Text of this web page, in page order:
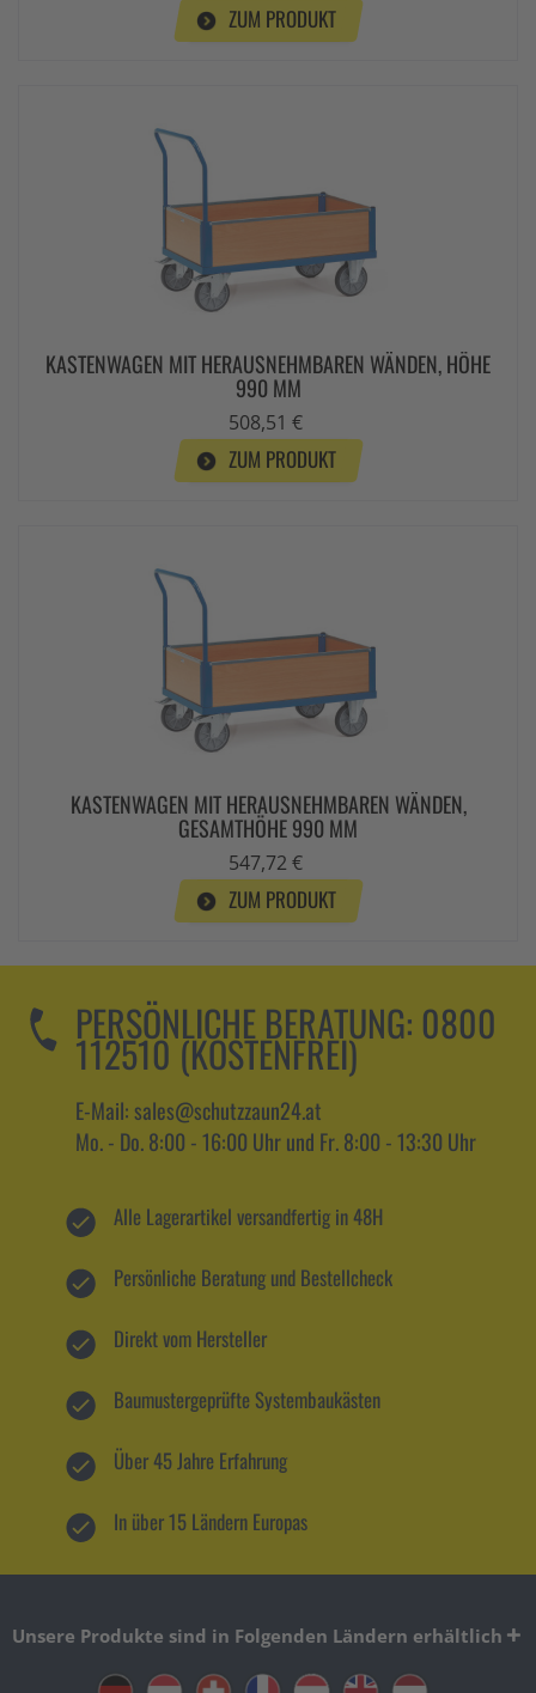
ZUM PRODUKT
KASTENWAGEN MIT HERAUSNEHMBAREN WÄNDEN, HÖHE
990 MM
508,51 €
ZUM PRODUKT
KASTENWAGEN MIT HERAUSNEHMBAREN WÄNDEN,
GESAMTHÖHE 990 MM
547,72 €
ZUM PRODUKT
PERSÖNLICHE BERATUNG: 0800
112510 (KOSTENFREI)
E-Mail: sales@schutzzaun24.at
Mo. - Do. 8:00 - 16:00 Uhr und Fr. 8:00 - 13:30 Uhr
Alle Lagerartikel versandfertig in 48H
Persönliche Beratung und Bestellcheck
Direkt vom Hersteller
Baumustergeprüfte Systembaukästen
Über 45 Jahre Erfahrung
In über 15 Ländern Europas
Unsere Produkte sind in Folgenden Ländern erhältlich